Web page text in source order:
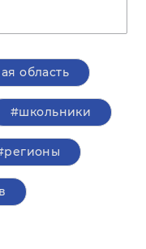
область
#школьники